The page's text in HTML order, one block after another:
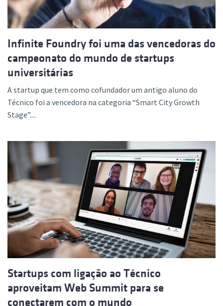
Infinite Foundry foi uma das vencedoras do
campeonato do mundo de startups
universitárias
A startup que tem como cofundador um antigo aluno do
Técnico foi a vencedora na categoria “Smart City Growth
Stage”....
Startups com ligação ao Técnico
aproveitam Web Summit para se
conectarem com o mundo